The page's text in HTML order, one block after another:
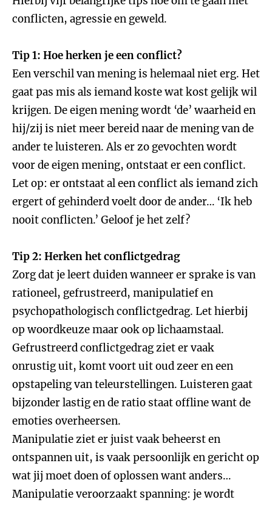
conflicten, agressie en geweld.
Tip 1: Hoe herken je een conflict?
Een verschil van mening is helemaal niet erg. Het
gaat pas mis als iemand koste wat kost gelijk wil
krijgen. De eigen mening wordt ‘de’ waarheid en
hij/zij is niet meer bereid naar de mening van de
ander te luisteren. Als er zo gevochten wordt
voor de eigen mening, ontstaat er een conflict.
Let op: er ontstaat al een conflict als iemand zich
ergert of gehinderd voelt door de ander… ‘Ik heb
nooit conflicten.’ Geloof je het zelf?
Tip 2: Herken het conflictgedrag
Zorg dat je leert duiden wanneer er sprake is van
rationeel, gefrustreerd, manipulatief en
psychopathologisch conflictgedrag. Let hierbij
op woordkeuze maar ook op lichaamstaal.
Gefrustreerd conflictgedrag ziet er vaak
onrustig uit, komt voort uit oud zeer en een
opstapeling van teleurstellingen. Luisteren gaat
bijzonder lastig en de ratio staat offline want de
emoties overheersen.
Manipulatie ziet er juist vaak beheerst en
ontspannen uit, is vaak persoonlijk en gericht op
wat jij moet doen of oplossen want anders…
Manipulatie veroorzaakt spanning: je wordt